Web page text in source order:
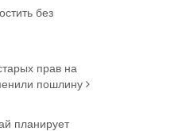
без
прав на
пошлину
планирует